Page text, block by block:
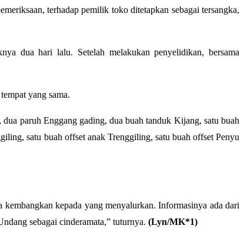
terhadap pemilik toko ditetapkan sebagai tersangka,
dua hari lalu. Setelah melakukan penyelidikan, bersama
yang sama.
paruh Enggang gading, dua buah tanduk Kijang, satu buah
satu buah offset anak Trenggiling, satu buah offset Penyu
kepada yang menyalurkan. Informasinya ada dari
sebagai cinderamata,” tuturnya. (Lyn/MK*1)